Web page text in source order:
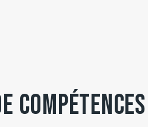
COMPÉTENCES